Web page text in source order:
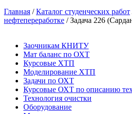
Главная /Каталог студенческих работ
нефтепереработке / Задача 226
Заочникам КНИТУ
Мат баланс по ОХТ
Курсовые ХТП
Моделирование ХТП
Задачи по ОХТ
Курсовые ОХТ по описанию
Технология очистки
Оборудование